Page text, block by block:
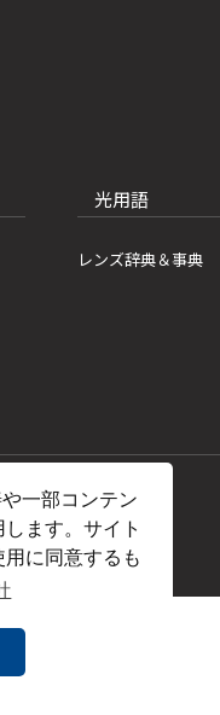
一部コンテン
ます。サイト
に同意するも
光用語
レンズ辞典＆事典